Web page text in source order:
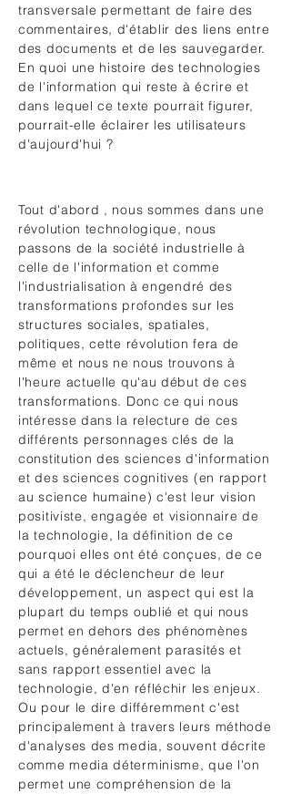
transversale permettant de faire des
commentaires, d'établir des liens entre
des documents et de les sauvegarder.
En quoi une histoire des technologies
de l'information qui reste à écrire et
dans lequel ce texte pourrait figurer,
pourrait-elle éclairer les utilisateurs
d'aujourd'hui ?
Tout d'abord , nous sommes dans une
révolution technologique, nous
passons de la société industrielle à
celle de l'information et comme
l'industrialisation à engendré des
transformations profondes sur les
structures sociales, spatiales,
politiques, cette révolution fera de
même et nous ne nous trouvons à
l'heure actuelle qu'au début de ces
transformations. Donc ce qui nous
intéresse dans la relecture de ces
différents personnages clés de la
constitution des sciences d'information
et des sciences cognitives (en rapport
au science humaine) c'est leur vision
positiviste, engagée et visionnaire de
la technologie, la définition de ce
pourquoi elles ont été conçues, de ce
qui a été le déclencheur de leur
développement, un aspect qui est la
plupart du temps oublié et qui nous
permet en dehors des phénomènes
actuels, généralement parasités et
sans rapport essentiel avec la
technologie, d'en réfléchir les enjeux.
Ou pour le dire différemment c'est
principalement à travers leurs méthode
d'analyses des media, souvent décrite
comme media déterminisme, que l'on
permet une compréhension de la